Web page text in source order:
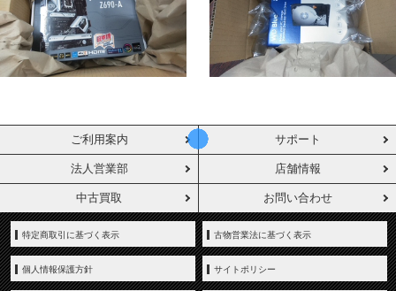
ご利用案内 サポート
法人営業部 店舗情報
中古買取 お問い合わせ
特定商取引に基づく表示 古物営業法に基づく表示
個人情報保護方針 サイトポリシー